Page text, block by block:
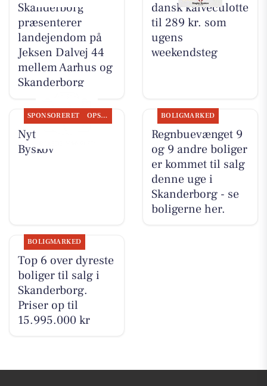
Skanderborg
præsenterer
landejendom på
Jeksen Dalvej 44
mellem Aarhus og
Skanderborg
dansk kalveculotte
til 289 kr. som
ugens
weekendsteg
SPONSORERET OPSLAGSTAVLEN
Nyt fra Slagter
Byskov
BOLIGMARKED
Regnbuevænget 9
og 9 andre boliger
er kommet til salg
denne uge i
Skanderborg - se
boligerne her.
BOLIGMARKED
Top 6 over dyreste
boliger til salg i
Skanderborg.
Priser op til
15.995.000 kr